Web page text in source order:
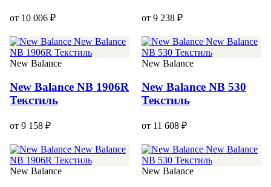
от 10 006 ₽ от 9 238 ₽
New Balance
New Balance NB 1906R
Текстиль
от 9 158 ₽
New Balance
New Balance NB 530
Текстиль
от 11 608 ₽
New Balance New Balance